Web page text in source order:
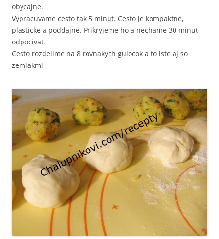
obycajne.
Vypracuvame cesto tak 5 minut. Cesto je kompaktne,
plasticke a poddajne. Prikryjeme ho a nechame 30 minut
odpocivat.
Cesto rozdelime na 8 rovnakych gulocok a to iste aj so
zemiakmi.